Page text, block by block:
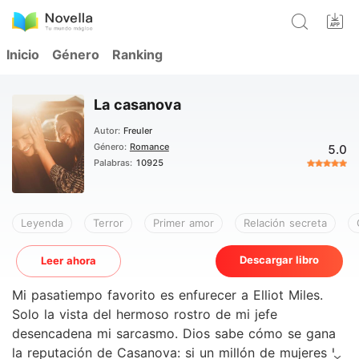
Inicio Género Ranking
La casanova
Autor: Freuler
Género: Romance
Palabras: 10925
5.0
Leyenda Terror Primer amor Relación secreta
Leer ahora Descargar libro
Mi pasatiempo favorito es enfurecer a Elliot Miles.
Solo la vista del hermoso rostro de mi jefe
desencadena mi sarcasmo. Dios sabe cómo se gana
la reputación de Casanova: si un millón de mujeres lo